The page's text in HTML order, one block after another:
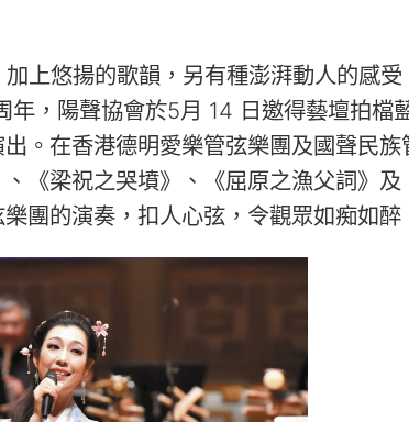
上悠揚的歌韻，另有種澎湃動人的感
，陽聲協會於5月 14 日邀得藝壇拍檔
。在香港德明愛樂管弦樂團及國聲民族
《梁祝之哭墳》、《屈原之漁父詞》及
團的演奏，扣人心弦，令觀眾如痴如醉